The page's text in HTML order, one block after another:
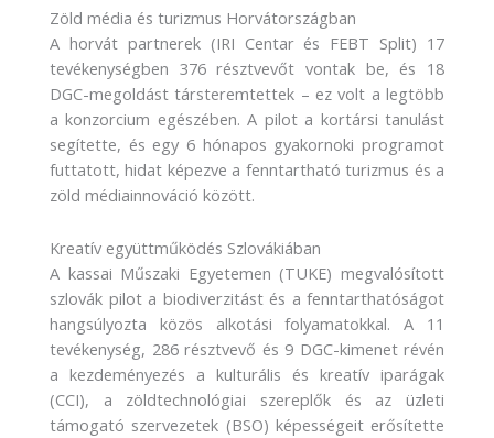
Zöld média és turizmus Horvátországban
A horvát partnerek (IRI Centar és FEBT Split) 17
tevékenységben 376 résztvevőt vontak be, és 18
DGC-megoldást társteremtettek – ez volt a legtöbb
a konzorcium egészében. A pilot a kortársi tanulást
segítette, és egy 6 hónapos gyakornoki programot
futtatott, hidat képezve a fenntartható turizmus és a
zöld médiainnováció között.
Kreatív együttműködés Szlovákiában
A kassai Műszaki Egyetemen (TUKE) megvalósított
szlovák pilot a biodiverzitást és a fenntarthatóságot
hangsúlyozta közös alkotási folyamatokkal. A 11
tevékenység, 286 résztvevő és 9 DGC-kimenet révén
a kezdeményezés a kulturális és kreatív iparágak
(CCI), a zöldtechnológiai szereplők és az üzleti
támogató szervezetek (BSO) képességeit erősítette